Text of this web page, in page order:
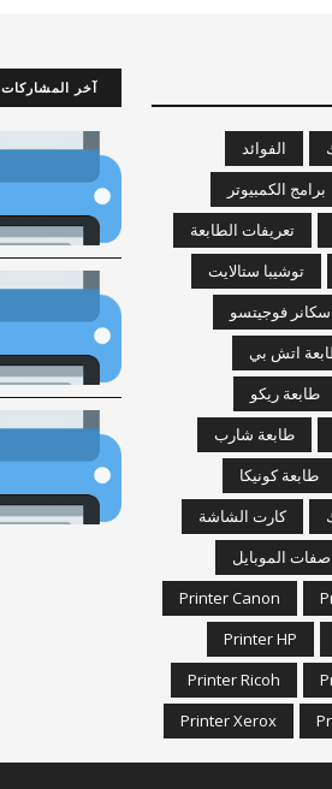
الفوائد
برامج الكمبيوتر
تعريفات الطابعة
توشيبا ستالايت
سكانر فوجيتسو
اتش بي
طابعة ريكو
طابعة شارب
طابعة كونيكا
كارت الشاشة
الموبايل
Printer Canon
Printer HP
Printer Ricoh
Printer Xerox
آخر المشاركات